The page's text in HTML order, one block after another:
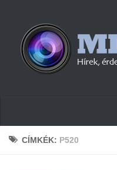
HírekCÍMKÉK: P520